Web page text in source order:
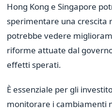
Hong Kong e Singapore
sperimentare una crescita
potrebbe vedere
riforme attuate dal
effetti sperati.
È essenziale per gli
monitorare i cambiamenti